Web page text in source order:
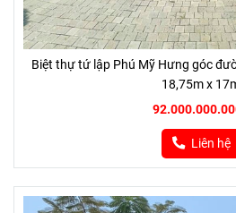
Biệt thự tứ lập Phú Mỹ Hưng góc
18,75m x
Liên hệ